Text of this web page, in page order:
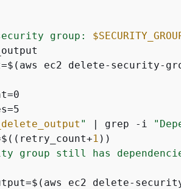
group:
ec2 delete-security-
" | grep -i
1 ))
group still has
ec2 delete-